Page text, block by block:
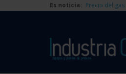
Es noticia: Precio del gas